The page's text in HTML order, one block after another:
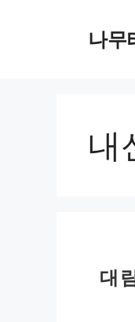
나무
내
대